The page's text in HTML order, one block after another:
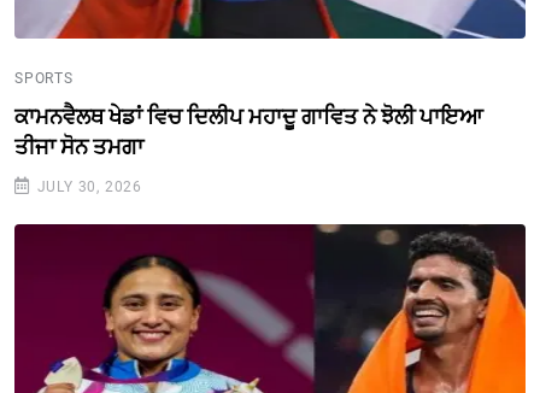
SPORTS
ਕਾਮਨਵੈਲਥ ਖੇਡਾਂ ਵਿਚ ਦਿਲੀਪ ਮਹਾਦੂ ਗਾਵਿਤ ਨੇ ਝੋਲੀ ਪਾਇਆ
ਤੀਜਾ ਸੋਨ ਤਮਗਾ
JULY 30, 2026